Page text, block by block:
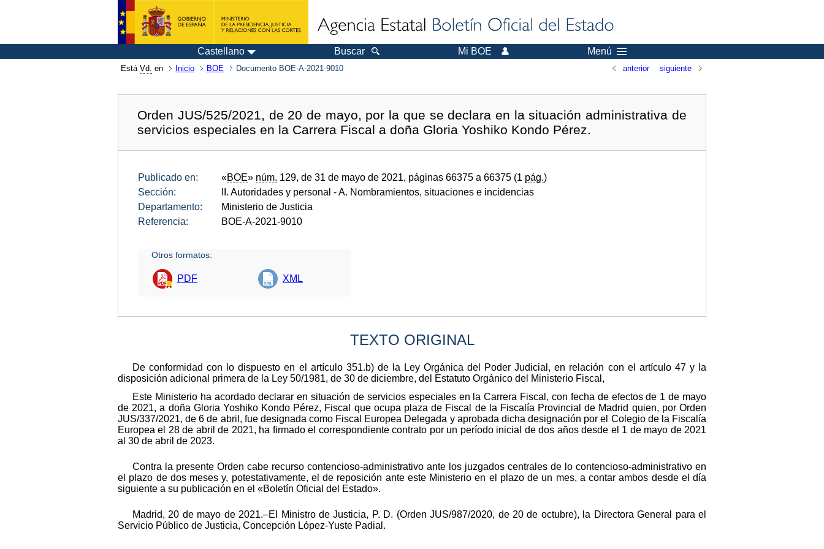
Castellano Buscar Mi BOE Menú
Está Vd. en Inicio BOE Documento BOE-A-2021-9010 anterior siguiente
Orden JUS/525/2021, de 20 de mayo, por la que se declara en la situación administrativa de
servicios especiales en la Carrera Fiscal a doña Gloria Yoshiko Kondo Pérez.
Publicado en: «BOE» núm. 129, de 31 de mayo de 2021, páginas 66375 a 66375 (1 pág.)
Sección:
II. Autoridades y personal - A. Nombramientos, situaciones e incidencias
Departamento:
Ministerio de Justicia
Referencia:
BOE-A-2021-9010
Otros formatos:
PDF XML
TEXTO ORIGINAL
De conformidad con lo dispuesto en el artículo 351.b) de la Ley Orgánica del Poder Judicial, en relación con el artículo 47 y la
disposición adicional primera de la Ley 50/1981, de 30 de diciembre, del Estatuto Orgánico del Ministerio Fiscal,
Este Ministerio ha acordado declarar en situación de servicios especiales en la Carrera Fiscal, con fecha de efectos de 1 de mayo
de 2021, a doña Gloria Yoshiko Kondo Pérez, Fiscal que ocupa plaza de Fiscal de la Fiscalía Provincial de Madrid quien, por Orden
JUS/337/2021, de 6 de abril, fue designada como Fiscal Europea Delegada y aprobada dicha designación por el Colegio de la Fiscalía
Europea el 28 de abril de 2021, ha firmado el correspondiente contrato por un período inicial de dos años desde el 1 de mayo de 2021
al 30 de abril de 2023.
Contra la presente Orden cabe recurso contencioso-administrativo ante los juzgados centrales de lo contencioso-administrativo en
el plazo de dos meses y, potestativamente, el de reposición ante este Ministerio en el plazo de un mes, a contar ambos desde el día
siguiente a su publicación en el «Boletín Oficial del Estado».
Madrid, 20 de mayo de 2021.–El Ministro de Justicia, P. D. (Orden JUS/987/2020, de 20 de octubre), la Directora General para el
Servicio Público de Justicia, Concepción López-Yuste Padial.